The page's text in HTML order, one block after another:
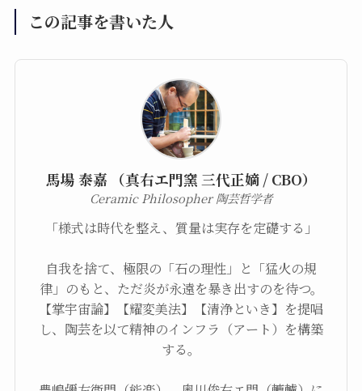
この記事を書いた人
馬場 泰嘉 （真右エ門窯 三代正嫡 / CBO）
Ceramic Philosopher 陶芸哲学者
「様式は時代を整え、質量は実存を定礎する」
自我を捨て、極限の「石の理性」と「猛火の規
律」のもと、ただ炎が永遠を暴き出すのを待つ。
【掌宇宙論】【耀変美法】【清浄といき】を提唱
し、陶芸を以て精神のインフラ（アート）を構築
する。